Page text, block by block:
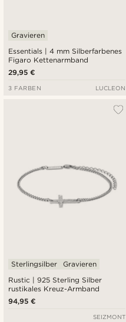
Essentials | 4 mm Silberfarbenes
Figaro Kettenarmband
Gravieren
29,95 €
3 FARBEN LUCLEON
Rustic | 925 Sterling Silber
rustikales Kreuz-Armband
Sterlingsilber Gravieren
94,95 €
SEIZMONT